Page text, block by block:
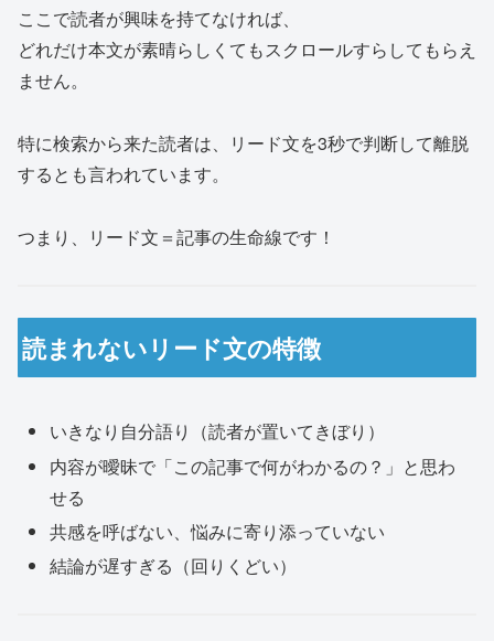
ここで読者が興味を持てなければ、
どれだけ本文が素晴らしくてもスクロールすらしてもらえ
ません。
特に検索から来た読者は、リード文を3秒で判断して離脱
するとも言われています。
つまり、リード文＝記事の生命線です！
読まれないリード文の特徴
いきなり自分語り（読者が置いてきぼり）
内容が曖昧で「この記事で何がわかるの？」と思わ
せる
共感を呼ばない、悩みに寄り添っていない
結論が遅すぎる（回りくどい）